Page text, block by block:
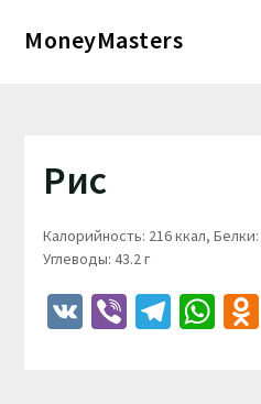
MoneyMasters
Рис
Калорийность: 216 ккал,
Углеводы: 43.2 г
VKViber